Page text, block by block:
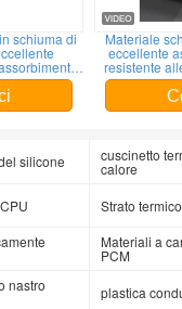
schiuma di Materiale
eccellente
resistente
silicone cuscinetto
calore
Strato
Materiali a
PCM
nastro
plastica